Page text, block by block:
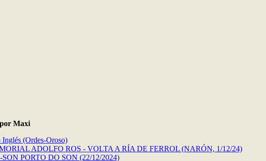
por Maxi
(Ordes-Oroso)
ADOLFO ROS - VOLTA A RÍA DE FERROL (NARÓN, 1/12/24)
SON PORTO DO SON (22/12/2024)